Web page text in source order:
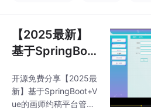
JS、ElementUI、（Pyt
hon或者Java或者.NE
T）等等*功能如图所
的视频介绍
【2025最新】
基于SpringBoo
稿平台管理系统
源码+MyBatis+
开源免费分享【2025最
新】基于SpringBoot+V
ue的画师约稿平台管理